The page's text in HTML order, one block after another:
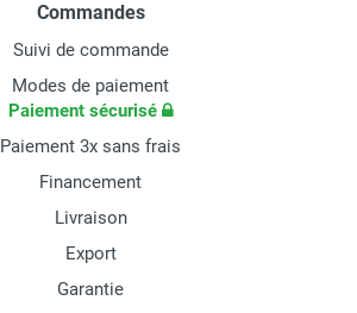
Commandes
Suivi de commande
Modes de paiement
Paiement sécurisé
Paiement 3x sans frais
Financement
Livraison
Export
Garantie